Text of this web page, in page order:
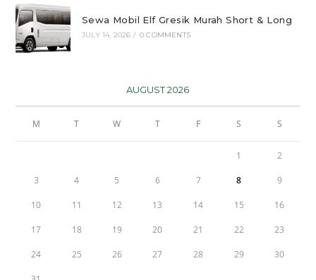
Sewa Mobil Elf Gresik Murah Short & Long
JULY 14, 2026 / 0 COMMENTS
AUGUST 2026
M T W T F S S
1 2
3 4 5 6 7 8 9
10 11 12 13 14 15 16
17 18 19 20 21 22 23
24 25 26 27 28 29 30